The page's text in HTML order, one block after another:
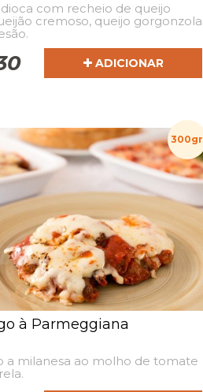
com recheio de queijo
cremoso, queijo gorgonzola
ADICIONAR
300gr
à Parmeggiana
a milanesa ao molho de tomate